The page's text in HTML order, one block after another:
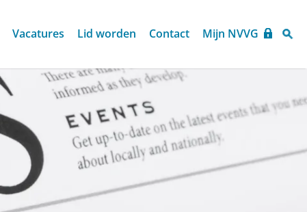
Vacatures Lid worden Contact Mijn NVVG